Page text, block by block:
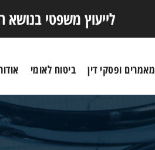
לייעוץ משפטי בנושא
מאמרים ופסקי דין ביטוח לאומי